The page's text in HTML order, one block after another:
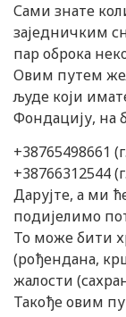
Сами знате
заједничким
пар оброка
Овим путем
људе који
Фондацију, на
+38765498661
+38766312544
Дарујте, а ми
подијелимо
То може бити
(рођендана,
жалости
Такође овим